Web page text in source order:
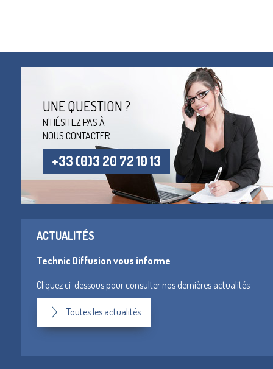
UNE QUESTION ?
N'HÉSITEZ PAS À
NOUS CONTACTER
+33 (0)3 20 72 10 13
ACTUALITÉS
Technic Diffusion vous informe
Cliquez ci-dessous pour consulter nos dernières actualités
Toutes les actualités